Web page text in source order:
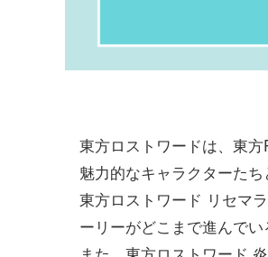
東方ロストワードは、東方
魅力的なキャラクターたち
東方ロストワード リセマ
ーリーがどこまで進んで